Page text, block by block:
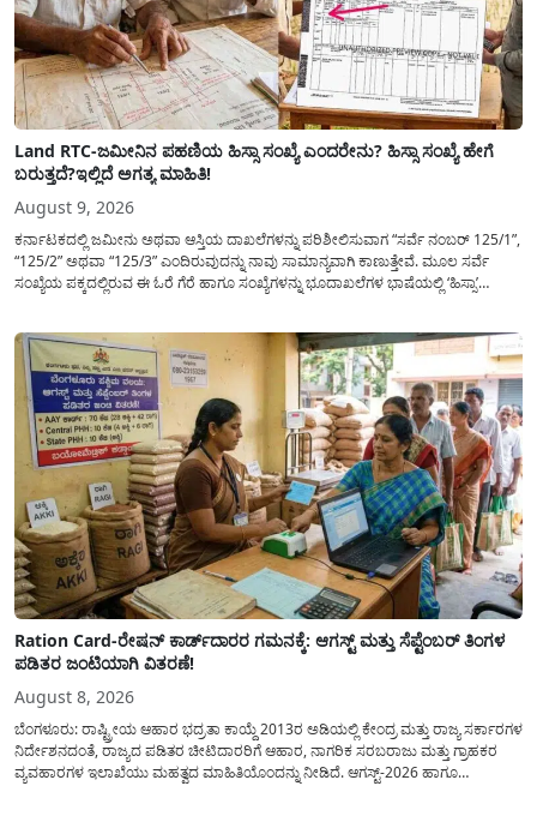
Land RTC-ಜಮೀನಿನ ಪಹಣಿಯ ಹಿಸ್ಸಾ ಸಂಖ್ಯೆ ಎಂದರೇನು? ಹಿಸ್ಸಾ ಸಂಖ್ಯೆ ಹೇಗೆ
ಬರುತ್ತದೆ?ಇಲ್ಲಿದೆ ಅಗತ್ಯ ಮಾಹಿತಿ!
August 9, 2026
ಕರ್ನಾಟಕದಲ್ಲಿ ಜಮೀನು ಅಥವಾ ಆಸ್ತಿಯ ದಾಖಲೆಗಳನ್ನು ಪರಿಶೀಲಿಸುವಾಗ “ಸರ್ವೆ ನಂಬರ್ 125/1”,
“125/2” ಅಥವಾ “125/3” ಎಂದಿರುವುದನ್ನು ನಾವು ಸಾಮಾನ್ಯ​ವಾಗಿ ಕಾಣುತ್ತೇವೆ. ಮೂಲ ಸರ್ವೆ
ಸಂಖ್ಯೆಯ ಪಕ್ಕದಲ್ಲಿರುವ ಈ ಓರೆ ಗೆರೆ ಹಾಗೂ ಸಂಖ್ಯೆಗಳನ್ನು ಭೂದಾಖಲೆಗಳ ಭಾಷೆಯಲ್ಲಿ ‘ಹಿಸ್ಸಾ’
Ration Card-ರೇಷನ್ ಕಾರ್ಡ್‍ದಾರರ ಗಮನಕ್ಕೆ: ಆಗಸ್ಟ್ ಮತ್ತು ಸೆಪ್ಟೆಂಬರ್ ತಿಂಗಳ
ಪಡಿತರ ಜಂಟಿಯಾಗಿ ವಿತರಣೆ!
August 8, 2026
ಬೆಂಗಳೂರು: ರಾಷ್ಟ್ರೀಯ ಆಹಾರ ಭದ್ರತಾ ಕಾಯ್ದೆ 2013ರ ಅಡಿಯಲ್ಲಿ ಕೇಂದ್ರ ಮತ್ತು ರಾಜ್ಯ ಸರ್ಕಾರಗಳ
ನಿರ್ದೇಶನದಂತೆ, ರಾಜ್ಯದ ಪಡಿತರ ಚೀಟಿದಾರರಿಗೆ ಆಹಾರ, ನಾಗರಿಕ ಸರಬರಾಜು ಮತ್ತು ಗ್ರಾಹಕರ
ವ್ಯವಹಾರಗಳ ಇಲಾಖೆಯು ಮಹತ್ವದ ಮಾಹಿತಿಯೊಂದನ್ನು ನೀಡಿದೆ. ಆಗಸ್ಟ್-2026 ಹಾಗೂ